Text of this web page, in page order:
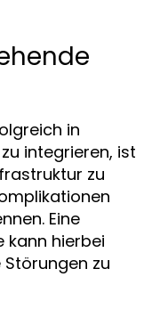
in
integrieren, ist
zu
Eine
kann hierbei
zu